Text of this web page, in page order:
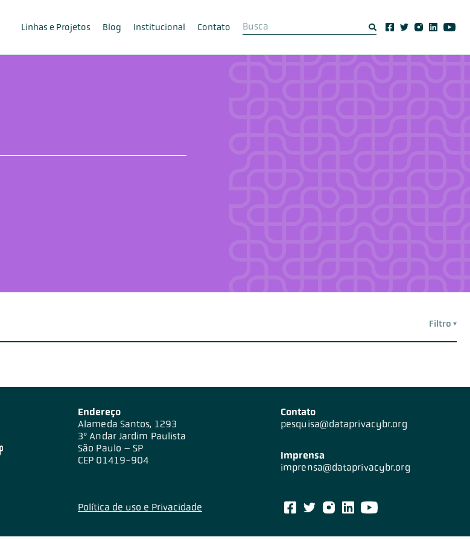
Linhas e Projetos Blog Institucional Contato
Filtro
Endereço
Alameda Santos, 1293
3º Andar Jardim Paulista
São Paulo – SP
CEP 01419-904
Contato
pesquisa@dataprivacybr.org
Imprensa
imprensa@dataprivacybr.org
Política de uso e Privacidade